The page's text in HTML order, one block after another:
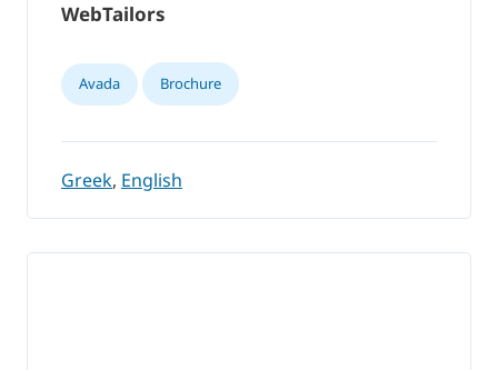
WebTailors
Avada Brochure
Greek, English